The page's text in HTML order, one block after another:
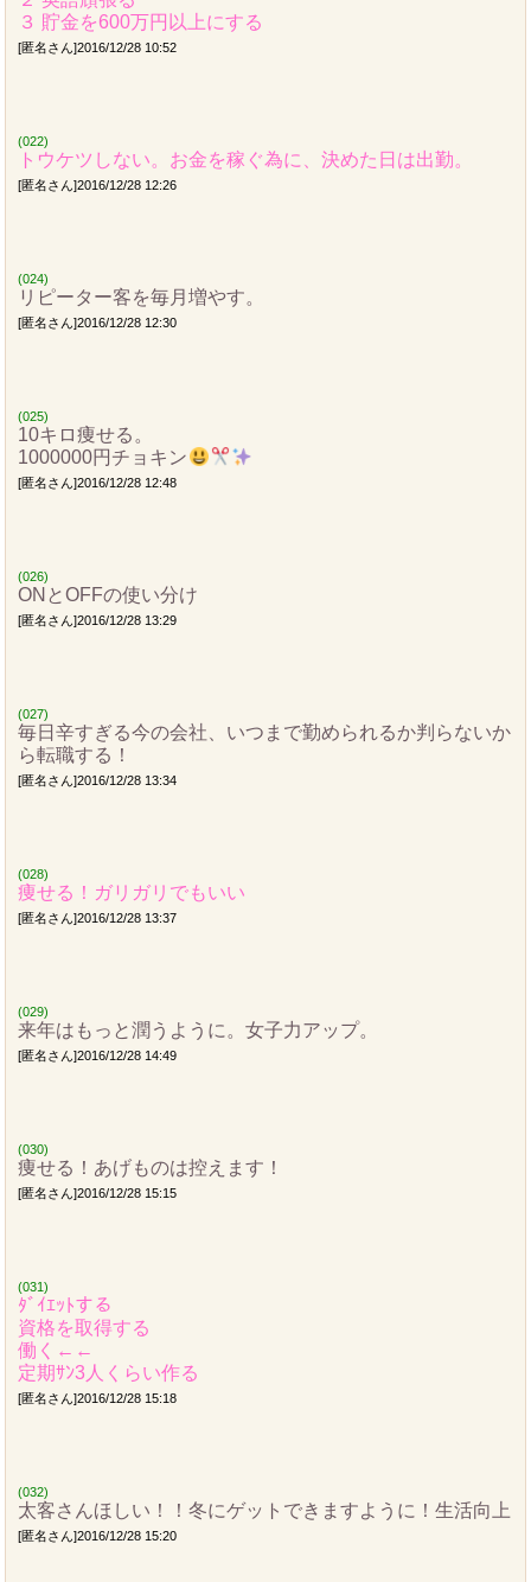
３ 貯金を600万円以上にする
[匿名さん]2016/12/28 10:52
(022)
トウケツしない。お金を稼ぐ為に、決めた日は出勤。
[匿名さん]2016/12/28 12:26
(024)
リピーター客を毎月増やす。
[匿名さん]2016/12/28 12:30
(025)
10キロ痩せる。
1000000円チョキン
[匿名さん]2016/12/28 12:48
(026)
ONとOFFの使い分け
[匿名さん]2016/12/28 13:29
(027)
毎日辛すぎる今の会社、いつまで勤められるか判らないか
ら転職する！
[匿名さん]2016/12/28 13:34
(028)
痩せる！ガリガリでもいい
[匿名さん]2016/12/28 13:37
(029)
来年はもっと潤うように。女子力アップ。
[匿名さん]2016/12/28 14:49
(030)
痩せる！あげものは控えます！
[匿名さん]2016/12/28 15:15
(031)
ﾀﾞｲｴｯﾄする
資格を取得する
働く←←
定期ｻﾝ3人くらい作る
[匿名さん]2016/12/28 15:18
(032)
太客さんほしい！！冬にゲットできますように！生活向上
[匿名さん]2016/12/28 15:20